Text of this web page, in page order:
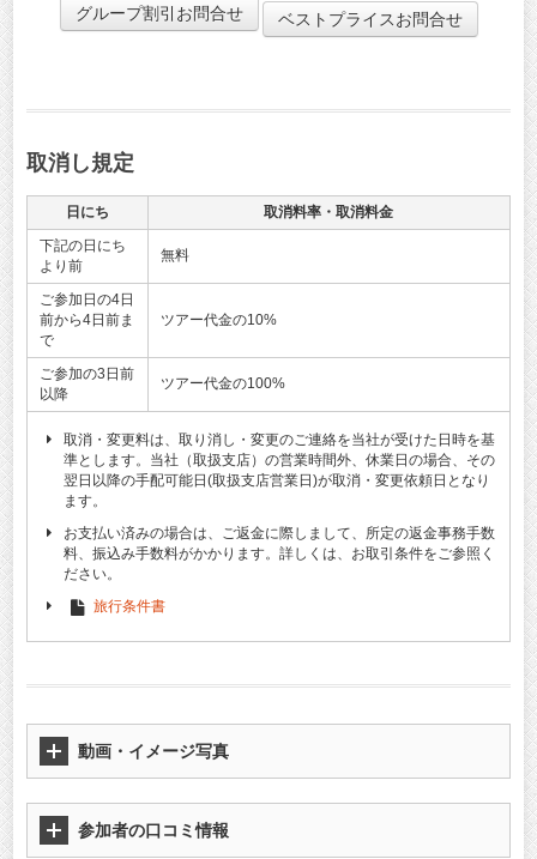
グループ割引お問合せ ベストプライスお問合せ
取消し規定
日にち
取消料率・取消料金
下記の日にち
より前
無料
ご参加日の4日
前から4日前ま
で
ツアー代金の10%
ご参加の3日前
以降
ツアー代金の100%
取消・変更料は、取り消し・変更のご連絡を当社が受けた日時を基
準とします。当社（取扱支店）の営業時間外、休業日の場合、その
翌日以降の手配可能日(取扱支店営業日)が取消・変更依頼日となり
ます。
お支払い済みの場合は、ご返金に際しまして、所定の返金事務手数
料、振込み手数料がかかります。詳しくは、お取引条件をご参照く
ださい。
旅行条件書
動画・イメージ写真
参加者の口コミ情報